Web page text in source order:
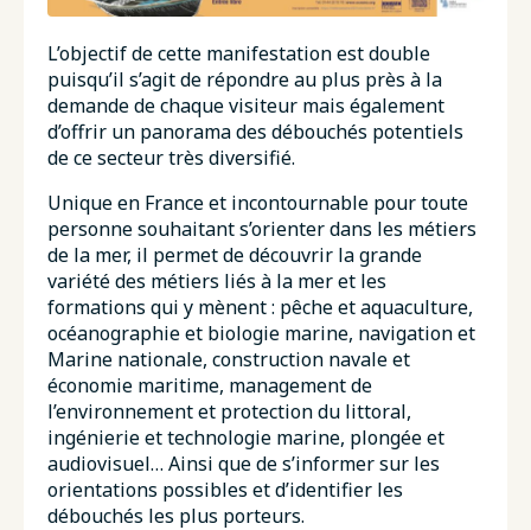
L’objectif de cette manifestation est double
puisqu’il s’agit de répondre au plus près à la
demande de chaque visiteur mais également
d’offrir un panorama des débouchés potentiels
de ce secteur très diversifié.
Unique en France et incontournable pour toute
personne souhaitant s’orienter dans les métiers
de la mer, il permet de découvrir la grande
variété des métiers liés à la mer et les
formations qui y mènent : pêche et aquaculture,
océanographie et biologie marine, navigation et
Marine nationale, construction navale et
économie maritime, management de
l’environnement et protection du littoral,
ingénierie et technologie marine, plongée et
audiovisuel… Ainsi que de s’informer sur les
orientations possibles et d’identifier les
débouchés les plus porteurs.